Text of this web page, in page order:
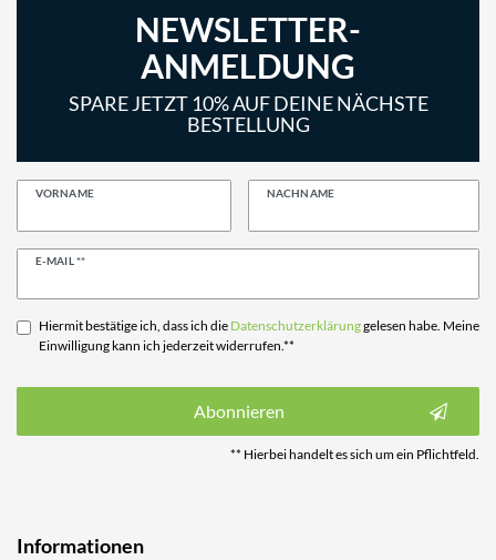
NEWSLETTER-
ANMELDUNG
SPARE JETZT 10% AUF DEINE NÄCHSTE
BESTELLUNG
VORNAME NACHNAME
E-MAIL **
Newsletter
Hiermit bestätige ich, dass ich die Daten­schutz­erklärunggelesen habe. Meine
Einwilligung kann ich jederzeit widerrufen.**
Abonnieren
** Hierbei handelt es sich um ein Pflichtfeld.
Informationen